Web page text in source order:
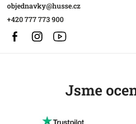
objednavky@husse.cz
+420 777 773 900
FacebookInstagram
Jsme